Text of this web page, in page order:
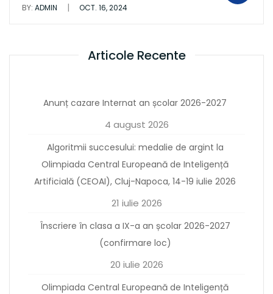
BY: ADMIN | OCT. 16, 2024
Articole Recente
Anunț cazare Internat an școlar 2026-2027
4 august 2026
Algoritmii succesului: medalie de argint la
Olimpiada Central Europeană de Inteligență
Artificială (CEOAI), Cluj-Napoca, 14-19 iulie 2026
21 iulie 2026
Înscriere în clasa a IX-a an școlar 2026-2027
(confirmare loc)
20 iulie 2026
Olimpiada Central Europeană de Inteligență